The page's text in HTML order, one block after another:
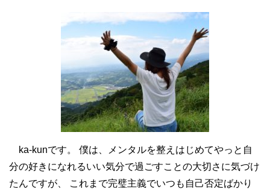
ka-kunです。 僕は、メンタルを整えはじめてやっと自
分の好きになれるいい気分で過ごすことの大切さに気づけ
たんですが、 これまで完璧主義でいつも自己否定ばかり